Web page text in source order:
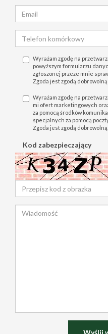
Wyrażam zgodę na
powyższym formularzu
zgłoszonej przeze mnie
Zgoda jest zgodą dobrowolną
Wyrażam zgodę na
mi ofert marketingowych
za pomocą środków
specjalnych za pomocą
Zgoda jest zgodą dobrowolną.
Kod zabezpieczający